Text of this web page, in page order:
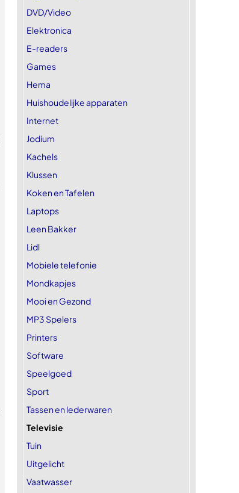
DVD/Video
Elektronica
E-readers
Games
Hema
Huishoudelijke apparaten
Internet
Jodium
Kachels
Klussen
Koken en Tafelen
Laptops
Leen Bakker
Lidl
Mobiele telefonie
Mondkapjes
Mooi en Gezond
MP3 Spelers
Printers
Software
Speelgoed
Sport
Tassen en lederwaren
Televisie
Tuin
Uitgelicht
Vaatwasser